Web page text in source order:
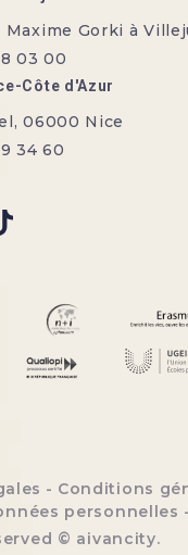
Maxime Gorki à
03 00
Côte d'Azur
06000 Nice
34 60
footer
Conditions
personnelles
© aivancity.